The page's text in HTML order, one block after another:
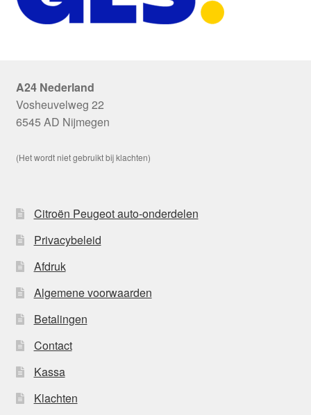
A24 Nederland
Vosheuvelweg 22
6545 AD Nijmegen
(Het wordt niet gebruikt bij klachten)
Citroën Peugeot auto-onderdelen
Privacybeleid
Afdruk
Algemene voorwaarden
Betalingen
Contact
Kassa
Klachten